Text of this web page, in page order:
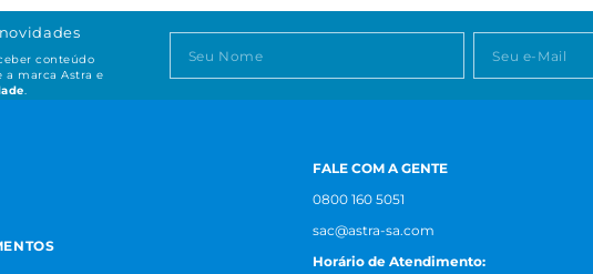
conteúdo
a marca Astra e
FALE COM A GENTE
0800 160 5051
sac@astra-sa.com
Horário de Atendimento: